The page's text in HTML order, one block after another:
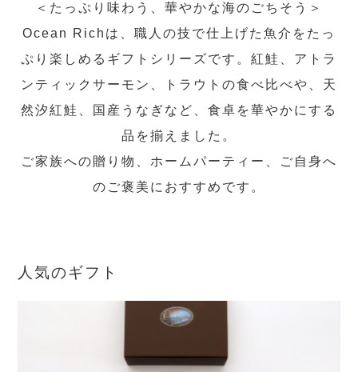
＜たっぷり味わう、華やかな海のごちそう＞
Ocean Richは、職人の技で仕上げた魚介をたっ
ぷり楽しめるギフトシリーズです。紅鮭、アトラ
ンティックサーモン、トラウトの食べ比べや、天
然汐紅鮭、国産うなぎなど、食卓を華やかにする
品を揃えました。
ご家族への贈り物、ホームパーティー、ご自身へ
のご褒美におすすめです。
人気のギフト